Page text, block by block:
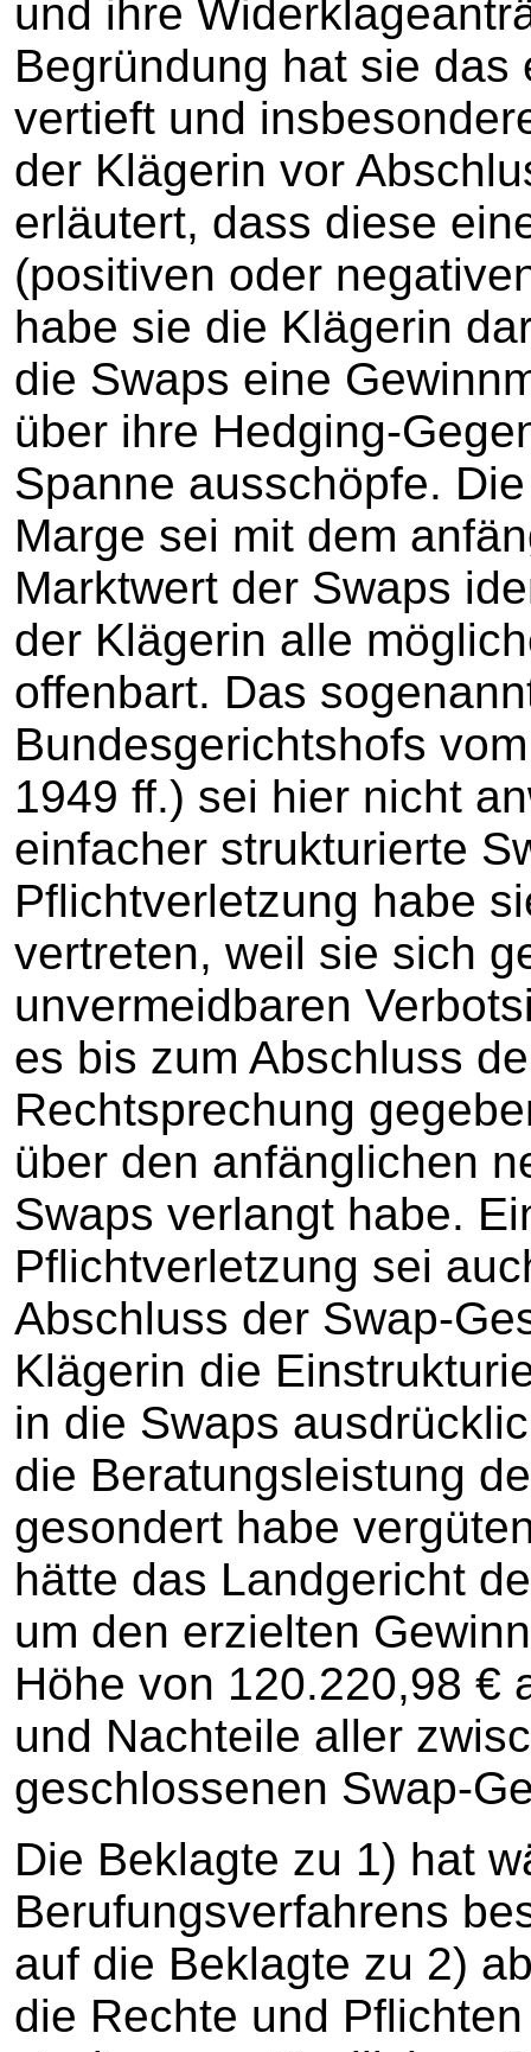
und ihre
Begründung hat sie
vertieft und
der Klägerin vor
erläutert, dass diese
(positiven oder
habe sie die Klägerin
die Swaps eine
über ihre Hedging-
Spanne ausschöpfe.
Marge sei mit dem
Marktwert der Swaps
der Klägerin alle
offenbart. Das
Bundesgerichtshofs
1949 ff.) sei hier nicht
einfacher strukturierte
Pflichtverletzung habe
vertreten, weil sie sich
unvermeidbaren
es bis zum Abschluss
Rechtsprechung
über den anfänglichen
Swaps verlangt habe.
Pflichtverletzung sei
Abschluss der Swap-
Klägerin die
in die Swaps
die Beratungsleistung
gesondert habe
hätte das Landgericht
um den erzielten
Höhe von 120.220,98 €
und Nachteile aller
geschlossenen Swap-
Die Beklagte zu 1) hat
Berufungsverfahrens
auf die Beklagte zu 2)
die Rechte und